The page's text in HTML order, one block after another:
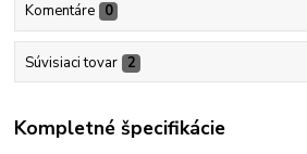
Komentáre 0
Súvisiaci tovar 2
Kompletné špecifikácie